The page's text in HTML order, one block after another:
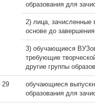
образования для
2) лица,
основе до
3) обучающиеся
требующие
другие группы
29
обучающиеся
образования для